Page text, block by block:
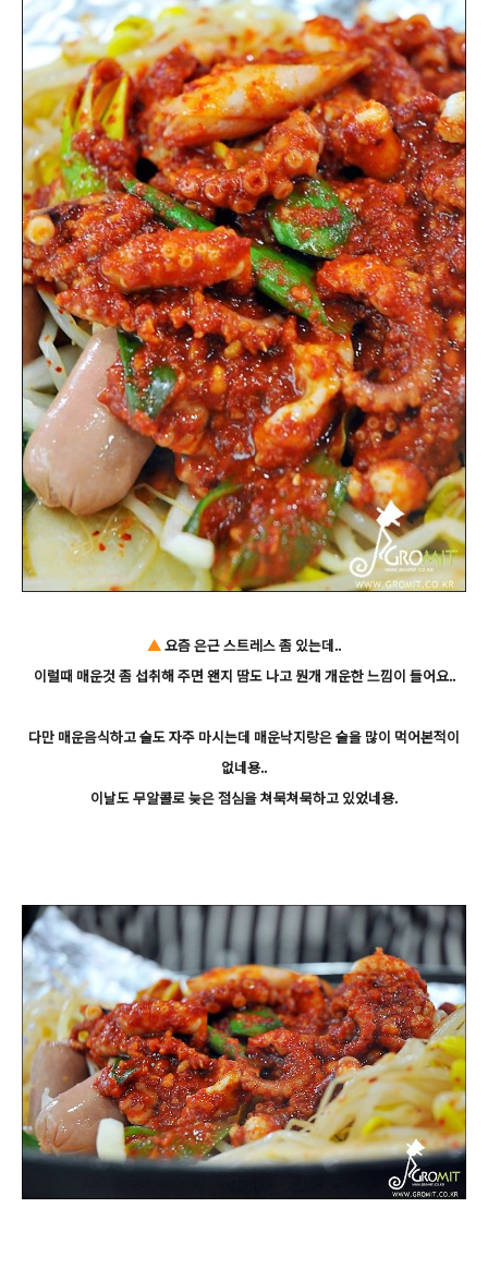
▲요즘 은근 스트레스 좀 있는데..
이럴때 매운것 좀 섭취해 주면 왠지 땀도 나고 뭔개 개운한 느낌이 들어요..
다만 매운음식하고 술도 자주 마시는데 매운낙지랑은 술을 많이 먹어본적이
없네용..
이날도 무알콜로 늦은 점심을 쳐묵쳐묵하고 있었네용.